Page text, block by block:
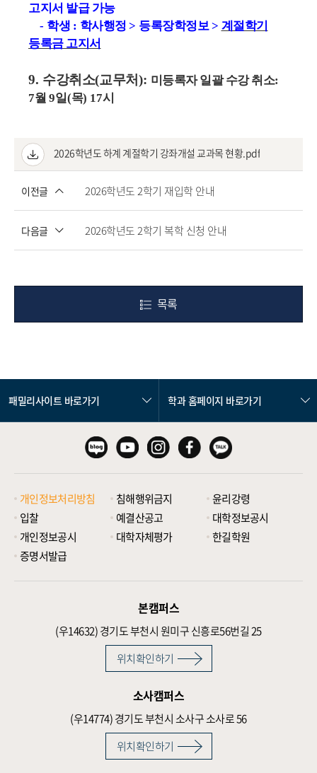
고지서 발급 가능
- 학생 : 학사행정 > 등록장학정보> 계절학기
등록금 고지서
9. 수강취소(교무처): 미등록자 일괄 수강 취소:
7월 9일 (목) 17시
2026학년도 하계 계절학기 강좌개설 교과목 현황.pdf
이전글 2026학년도 2학기 재입학 안내
다음글 2026학년도 2학기 복학 신청 안내
목록
패밀리사이트 바로가기 학과 홈페이지 바로가기
개인정보처리방침 침해행위금지
윤리강령
입찰
예결산공고
대학정보공시
개인정보공시
대학자체평가
한길학원
증명서발급
본캠퍼스
(우14632)경기도 부천시 원미구 신흥로56번길 25
위치확인하기
소사캠퍼스
(우14774)경기도 부천시 소사구 소사로 56
위치확인하기